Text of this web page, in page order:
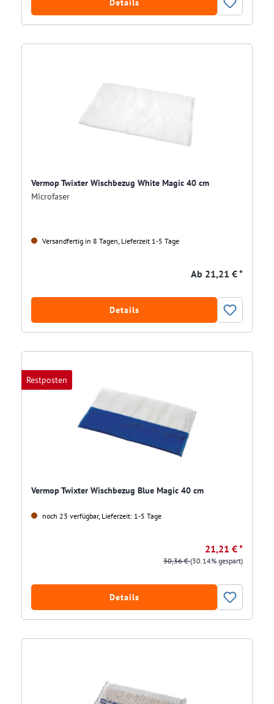
Details
Vermop Twixter Wischbezug White Magic 40 cm
Microfaser
Versandfertig in 8 Tagen, Lieferzeit 1-5 Tage
Ab 21,21 € *
Details
Restposten
Vermop Twixter Wischbezug Blue Magic 40 cm
noch 23 verfügbar, Lieferzeit: 1-5 Tage
21,21 € *
30,36 €(30.14% gespart)
Details